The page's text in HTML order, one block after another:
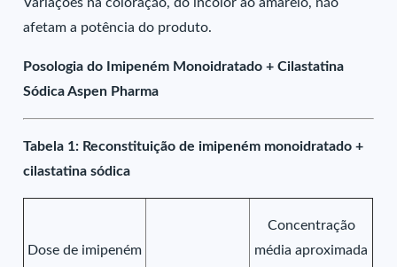
afetam a potência do produto.
Posologia do Imipeném Monoidratado + Cilastatina
Sódica Aspen Pharma
Tabela 1: Reconstituição de imipeném monoidratado +
cilastatina sódica
Dose de imipeném
Concentração
média aproximada